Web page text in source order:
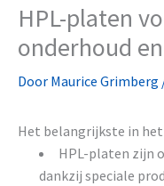
HPL-platen
onderhoud
Door Maurice Grimberg
Het belangrijkste in
HPL-platen zijn
dankzij speciale